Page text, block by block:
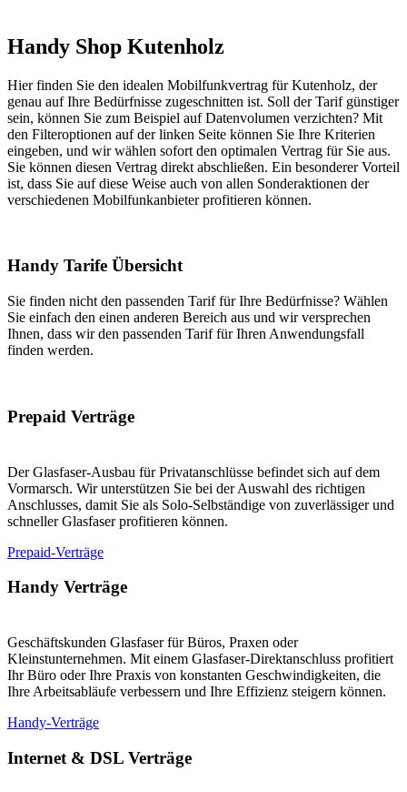
Handy Shop Kutenholz
Hier finden Sie den idealen Mobilfunkvertrag für Kutenholz, der
genau auf Ihre Bedürfnisse zugeschnitten ist. Soll der Tarif günstiger
sein, können Sie zum Beispiel auf Datenvolumen verzichten? Mit
den Filteroptionen auf der linken Seite können Sie Ihre Kriterien
eingeben, und wir wählen sofort den optimalen Vertrag für Sie aus.
Sie können diesen Vertrag direkt abschließen. Ein besonderer Vorteil
ist, dass Sie auf diese Weise auch von allen Sonderaktionen der
verschiedenen Mobilfunkanbieter profitieren können.
Handy Tarife Übersicht
Sie finden nicht den passenden Tarif für Ihre Bedürfnisse? Wählen
Sie einfach den einen anderen Bereich aus und wir versprechen
Ihnen, dass wir den passenden Tarif für Ihren Anwendungsfall
finden werden.
Prepaid Verträge
Der Glasfaser-Ausbau für Privatanschlüsse befindet sich auf dem
Vormarsch. Wir unterstützen Sie bei der Auswahl des richtigen
Anschlusses, damit Sie als Solo-Selbständige von zuverlässiger und
schneller Glasfaser profitieren können.
Prepaid-Verträge
Handy Verträge
Geschäftskunden Glasfaser für Büros, Praxen oder
Kleinstunternehmen. Mit einem Glasfaser-Direktanschluss profitiert
Ihr Büro oder Ihre Praxis von konstanten Geschwindigkeiten, die
Ihre Arbeitsabläufe verbessern und Ihre Effizienz steigern können.
Handy-Verträge
Internet & DSL Verträge